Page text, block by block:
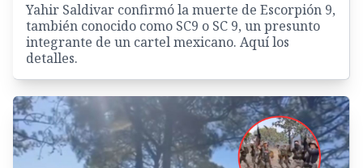
Yahir Saldivar confirmó la muerte de Escorpión 9,
también conocido como SC9 o SC 9, un presunto
integrante de un cartel mexicano. Aquí los
detalles.